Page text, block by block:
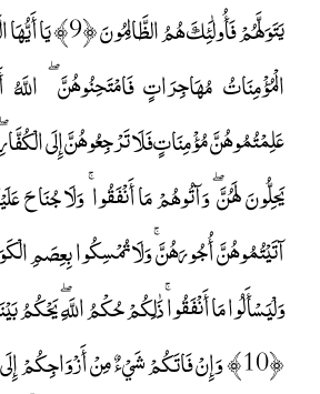
يَتَوَلَّهُمْ فَأُولَٰئِكَ
الْمُؤْمِنَاتُ مُهَاجِرَاتٍ فَامْتَحِنُوهُنَّ
عَلِمْتُمُوهُنَّ مُؤْمِنَاتٍ فَلَا تَرْجِعُوهُنَّ إِلَى
يَحِلُّونَ لَهُنَّ ۖ وَآتُوهُمْ مَا أَنْفَقُوا ۚ وَلَا جُنَاحَ
آتَيْتُمُوهُنَّ أُجُورَهُنَّ ۚ وَلَا تُمْسِكُوا بِعِصَمِ
وَلْيَسْأَلُوا مَا أَنْفَقُوا ۚ ذَٰلِكُمْ حُكْمُ اللَّهِ ۖ يَحْكُمُ
﴿10﴾ وَإِنْ فَاتَكُمْ شَيْءٌ مِنْ أَزْوَاجِكُمْ